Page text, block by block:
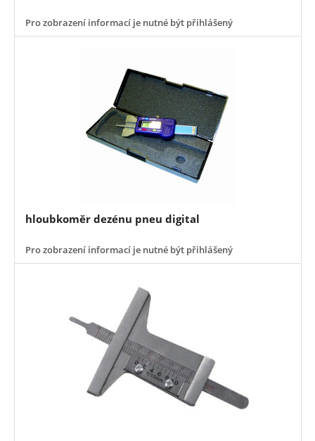
Pro zobrazení informací je nutné být přihlášený
hloubkoměr dezénu pneu digital
Pro zobrazení informací je nutné být přihlášený